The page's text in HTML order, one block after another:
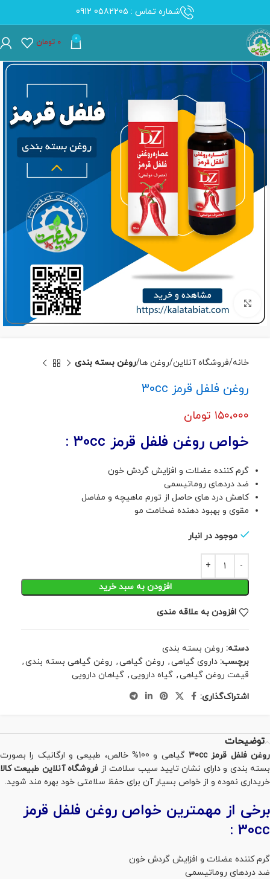
شماره تماس : 0582205 0912
0 ۰ تومان
برای بزرگنمایی کلیک کنید
خانه فروشگاه آنلاین روغن ها روغن بسته بندی
روغن فلفل قرمز 30cc
۱۵۰،۰۰۰ تومان
خواص روغن فلفل قرمز 30cc :
گرم کننده عضلات و افزایش گردش خون
ضد دردهای روماتیسمی
کاهش درد های حاصل از تورم ماهیچه و مفاصل
مقوی و بهبود دهنده ضخامت مو
موجود در انبار
افزودن به سبد خرید
افزودن به علاقه مندی
دسته: روغن بسته بندی
برچسب: داروی گیاهی, روغن گیاهی, روغن گیاهی بسته بندی,
قیمت روغن گیاهی, گیاه دارویی, گیاهان دارویی
اشتراک‌گذاری:
توضیحات
روغن فلفل قرمز 30cc
گیاهی و 100% خالص، طبیعی و ارگانیک را بصورت
بسته بندی و دارای نشان تایید سیب سلامت از فروشگاه آنلاین طبیعت کالا
خریداری نموده و از خواص بسیار آن برای حفظ سلامتی خود بهره مند شوید.
برخی از مهمترین خواص روغن فلفل قرمز
30cc :
گرم کننده عضلات و افزایش گردش خون
ضد دردهای روماتیسمی